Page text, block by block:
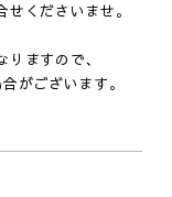
くださいませ。
ますので、
がございます。